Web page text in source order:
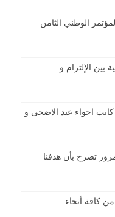
الوطني الثامن
بين الإلتزام و…
اجواء عيد الاضحى و
مزور تصرح بأن هدفنا
كافة أنحاء